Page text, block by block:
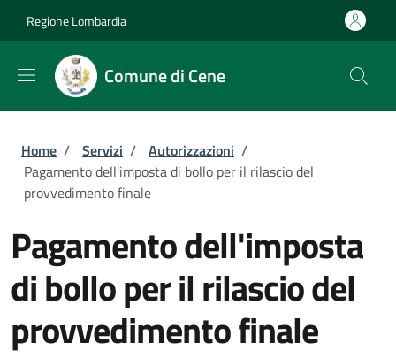
Regione Lombardia
Comune di Cene
Briciole di pane
Home / Servizi / Autorizzazioni /
Pagamento dell'imposta di bollo per il rilascio del
provvedimento finale
Pagamento dell'imposta
di bollo per il rilascio del
provvedimento finale